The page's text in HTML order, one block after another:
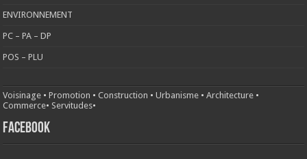
ENVIRONNEMENT
PC – PA – DP
POS – PLU
Voisinage •Promotion •Construction •Urbanisme •Architecture •
Commerce• Servitudes•
FACEBOOK